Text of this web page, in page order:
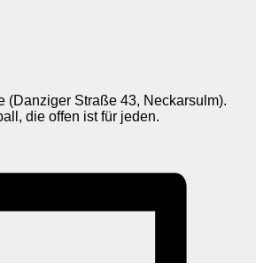
(Danziger Straße 43, Neckarsulm).
die offen ist für jeden.